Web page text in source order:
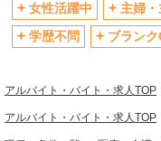
女性活躍中
主婦
学歴不問
ブラン
アルバイト・バイト・求人TOP
アルバイト・バイト・求人TOP